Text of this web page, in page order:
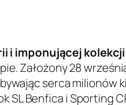
i imponującej
Założony 28
serca milionów
SL Benfica i Sporting